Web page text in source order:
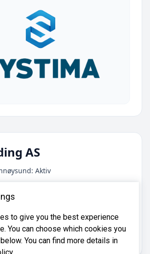
AS
Aktiv
7652 Verdal
er registrert iBrønnøysundregistrene
918319042.
to give you the best experience
You can choose which cookies you
You can find more details in